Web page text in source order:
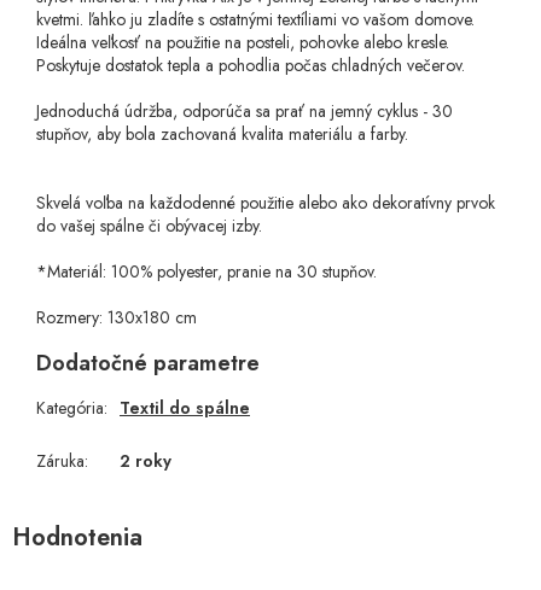
kvetmi. ľahko ju zladíte s ostatnými textíliami vo vašom domove.
Ideálna veľkosť na použitie na posteli, pohovke alebo kresle.
Poskytuje dostatok tepla a pohodlia počas chladných večerov.
Jednoduchá údržba, odporúča sa prať na jemný cyklus - 30
stupňov, aby bola zachovaná kvalita materiálu a farby.
Skvelá voľba na každodenné použitie alebo ako dekoratívny prvok
do vašej spálne či obývacej izby.
*Materiál: 100% polyester, pranie na 30 stupňov.
Rozmery: 130x180 cm
Dodatočné parametre
Kategória: Textil do spálne
Záruka: 2 roky